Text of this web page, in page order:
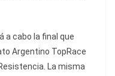
a cabo la final que
Argentino TopRace
La misma